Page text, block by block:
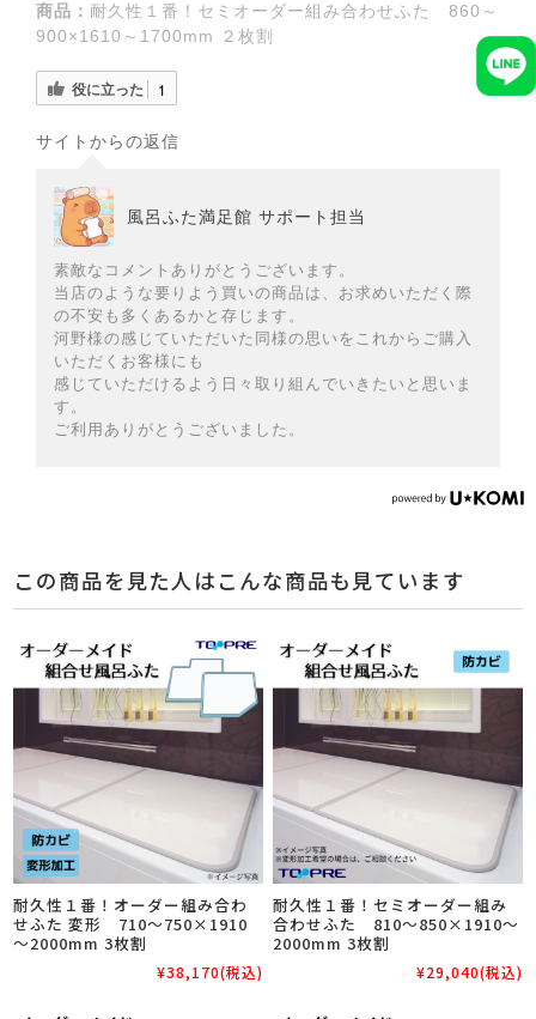
商品： 耐久性１番！セミオーダー組み合わせふた 860～
900×1610～1700mm ２枚割
役に立った 1
サイトからの返信
風呂ふた満足館 サポート担当
素敵なコメントありがとうございます。
当店のような要りよう買いの商品は、お求めいただく際
の不安も多くあるかと存じます。
河野様の感じていただいた同様の思いをこれからご購入
いただくお客様にも
感じていただけるよう日々取り組んでいきたいと思いま
す。
ご利用ありがとうございました。
この商品を見た人はこんな商品も見ています
耐久性１番！オーダー組み合わ
せふた 変形 710～750×1910
～2000mm 3枚割
¥38,170(税込)
耐久性１番！セミオーダー組み
合わせふた 810～850×1910～
2000mm 3枚割
¥29,040(税込)